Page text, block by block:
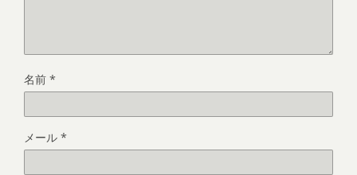
名前 *
メール *